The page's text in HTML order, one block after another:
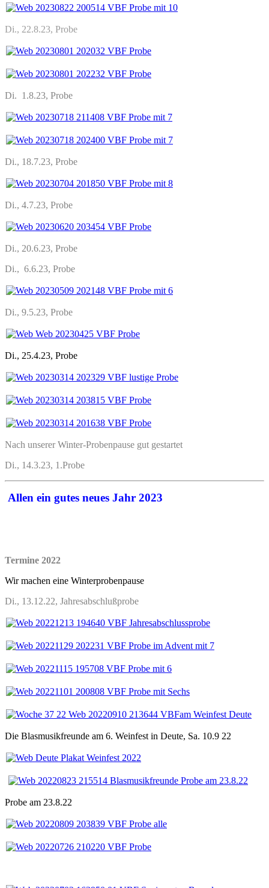
Di., 22.8.23, Probe
Di. 1.8.23, Probe
Di., 18.7.23, Probe
Di., 4.7.23, Probe
Di., 20.6.23, Probe
Di., 6.6.23, Probe
Di., 9.5.23, Probe
Di., 25.4.23, Probe
Nach unserer Winter-Probenpause gut gestartet
Di., 14.3.23, 1.Probe
Allen ein gutes neues Jahr 2023
Termine 2022
Wir machen eine Winterprobenpause
Di., 13.12.22, Jahresabschlußprobe
Die Blasmusikfreunde am 6. Weinfest in Deute, Sa. 10.9 22
Probe am 23.8.22